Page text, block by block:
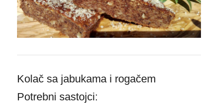
Kolač sa jabukama i rogačem
Potrebni sastojci: